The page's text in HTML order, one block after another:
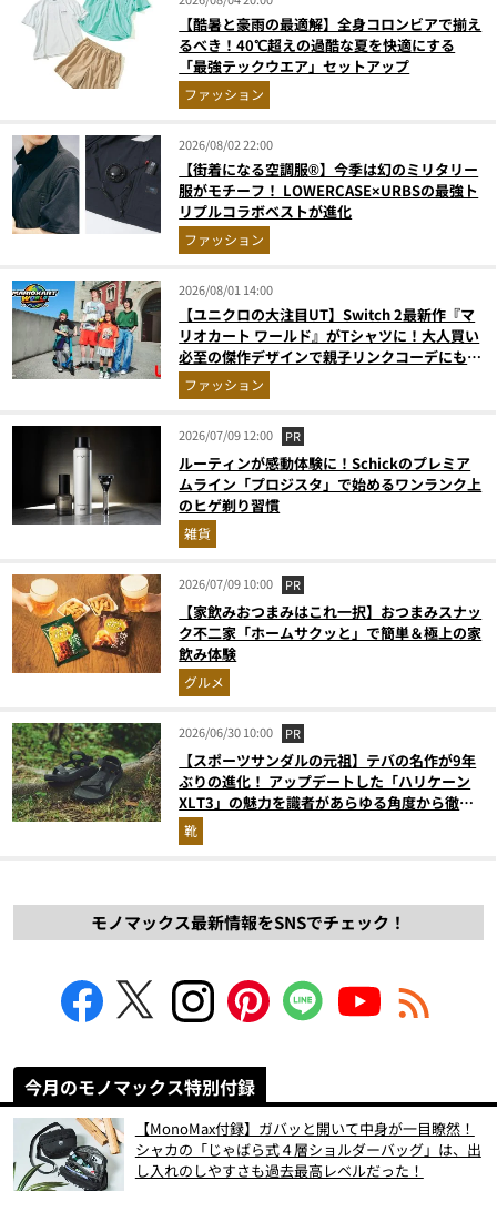
【酷暑と豪雨の最適解】全身コロンビアで揃え
るべき！40℃超えの過酷な夏を快適にする
「最強テックウエア」セットアップ
ファッション
2026/08/02 22:00
【街着になる空調服®】今季は幻のミリタリー
服がモチーフ！ LOWERCASE×URBSの最強ト
リプルコラボベストが進化
ファッション
2026/08/01 14:00
【ユニクロの大注目UT】Switch 2最新作『マ
リオカート ワールド』がTシャツに！大人買い
必至の傑作デザインで親子リンクコーデにも最
適ファッション
2026/07/09 12:00 PR
ルーティンが感動体験に！Schickのプレミア
ムライン「プロジスタ」で始めるワンランク上
のヒゲ剃り習慣
雑貨
2026/07/09 10:00 PR
【家飲みおつまみはこれ一択】おつまみスナッ
ク不二家「ホームサクッと」で簡単＆極上の家
飲み体験
グルメ
2026/06/30 10:00 PR
【スポーツサンダルの元祖】テバの名作が9年
ぶりの進化！ アップデートした「ハリケーン
XLT3」の魅力を識者があらゆる角度から徹底
解説！
靴
モノマックス最新情報をSNSでチェック！
今月のモノマックス特別付録
【MonoMax付録】ガバッと開いて中身が一目瞭然！
シャカの「じゃばら式４層ショルダーバッグ」は、出
し入れのしやすさも過去最高レベルだった！